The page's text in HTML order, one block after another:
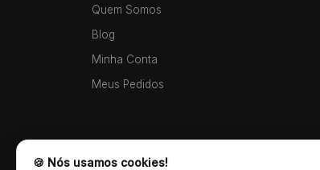
🍪 Nós usamos cookies!
Quem Somos
Blog
Minha Conta
Meus Pedidos